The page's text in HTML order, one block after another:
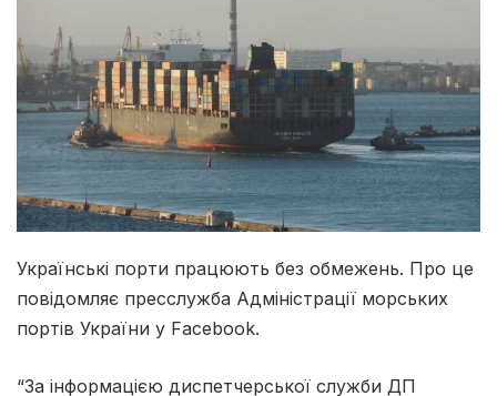
Українські порти працюють без обмежень. Про це
повідомляє пресслужба Адміністрації морських
портів України у Facebook.
“За інформацією диспетчерської служби ДП